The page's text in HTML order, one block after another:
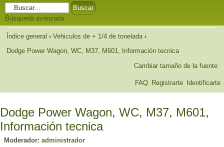
Búsqueda avanzada
Índice general ‹ Vehiculos de + 1/4 de tonelada ‹
Dodge Power Wagon, WC, M37, M601, Información tecnica
Cambiar tamaño de la fuente
FAQ Registrarte Identificarte
Dodge Power Wagon, WC, M37, M601,
Información tecnica
Moderador: administrador